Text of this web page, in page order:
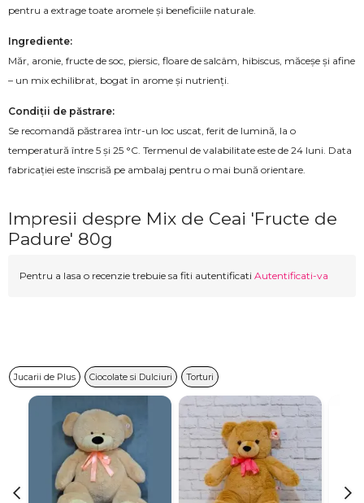
pentru a extrage toate aromele și beneficiile naturale.
Ingrediente:
Măr, aronie, fructe de soc, piersic, floare de salcâm, hibiscus, măceșe și afine
– un mix echilibrat, bogat în arome și nutrienți.
Condiții de păstrare:
Se recomandă păstrarea într-un loc uscat, ferit de lumină, la o
temperatură între 5 și 25 °C. Termenul de valabilitate este de 24 luni. Data
fabricației este înscrisă pe ambalaj pentru o mai bună orientare.
Impresii despre Mix de Ceai 'Fructe de
Padure' 80g
Pentru a lasa o recenzie trebuie sa fiti autentificati Autentificati-va
Jucarii de Plus Ciocolate si Dulciuri Torturi